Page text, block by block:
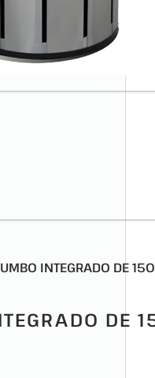
INTEGRADO DE
DE